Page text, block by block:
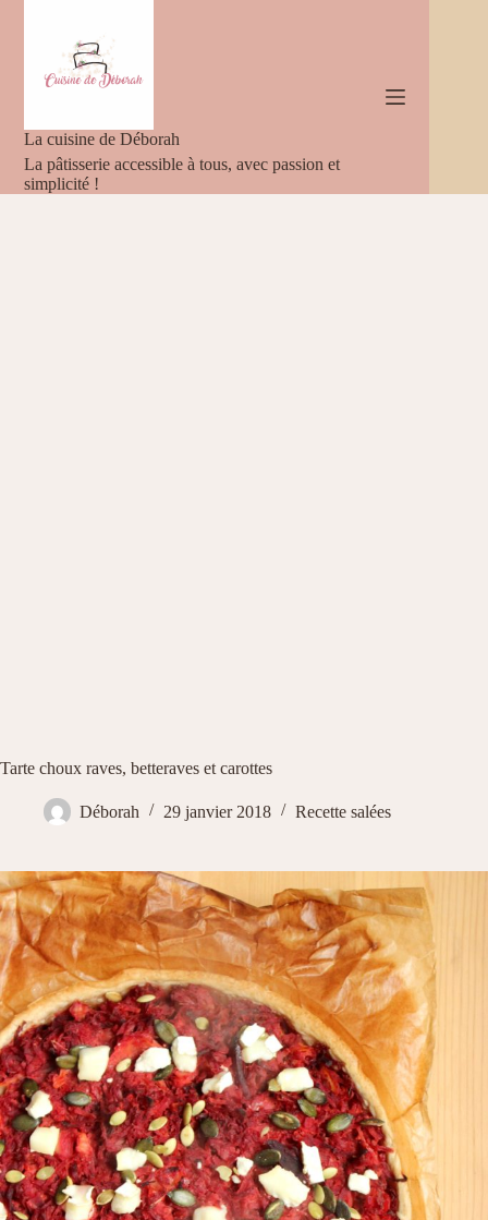
La cuisine de Déborah
La pâtisserie accessible à tous, avec passion et
simplicité !
Tarte choux raves, betteraves et carottes
Déborah 29 janvier 2018 Recette salées